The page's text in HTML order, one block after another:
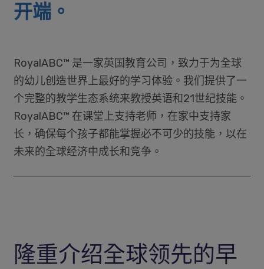
开端。
RoyalABC™ 是一家英国教育公司，致力于为全球
的幼儿创造世界上最好的学习体验。我们提供了一
个完整的教学生态系统来教授英语和21世纪技能。
RoyalABC™ 在课堂上支持老师，在家中支持家
长，确保每个孩子都能掌握必不可少的技能，以在
未来的全球经济中成长和竞争。
隆重介绍全球领先的早